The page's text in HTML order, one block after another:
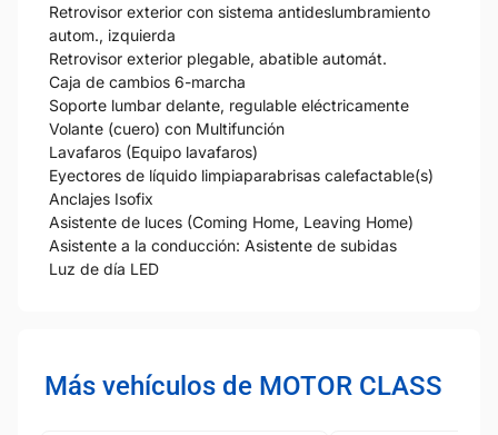
Retrovisor exterior con sistema antideslumbramiento
autom., izquierda
Retrovisor exterior plegable, abatible automát.
Caja de cambios 6-marcha
Soporte lumbar delante, regulable eléctricamente
Volante (cuero) con Multifunción
Lavafaros (Equipo lavafaros)
Eyectores de líquido limpiaparabrisas calefactable(s)
Anclajes Isofix
Asistente de luces (Coming Home, Leaving Home)
Asistente a la conducción: Asistente de subidas
Luz de día LED
Más vehículos de MOTOR CLASS